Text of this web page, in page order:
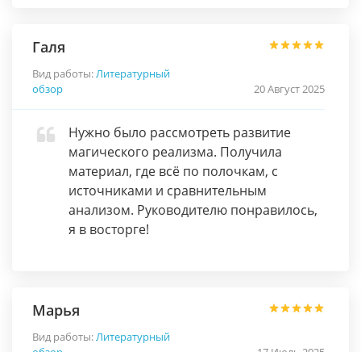
Галя
Вид работы:Литературный
обзор
20 Август 2025
Нужно было рассмотреть развитие
магического реализма. Получила
материал, где всё по полочкам, с
источниками и сравнительным
анализом. Руководителю понравилось,
я в восторге!
Марья
Вид работы:Литературный